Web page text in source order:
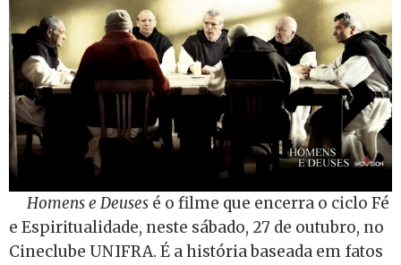
Homens e Deuses é o filme que encerra o ciclo Fé
e Espiritualidade, neste sábado, 27 de outubro, no
Cineclube UNIFRA. É a história baseada em fatos